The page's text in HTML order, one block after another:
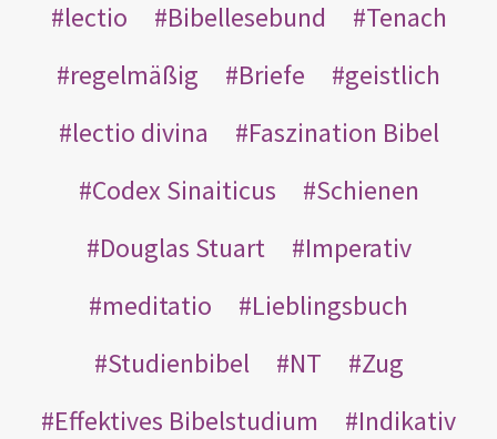
lectio
Bibellesebund
Tenach
regelmäßig
Briefe
geistlich
lectio divina
Faszination Bibel
Codex Sinaiticus
Schienen
Douglas Stuart
Imperativ
meditatio
Lieblingsbuch
Studienbibel
NT
Zug
Effektives Bibelstudium
Indikativ